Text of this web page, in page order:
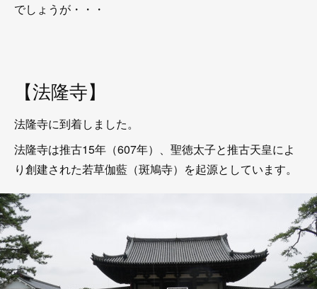
でしょうが・・・
【法隆寺】
法隆寺に到着しました。
法隆寺は推古15年（607年）、聖徳太子と推古天皇によ
り創建された若草伽藍（斑鳩寺）を起源としています。